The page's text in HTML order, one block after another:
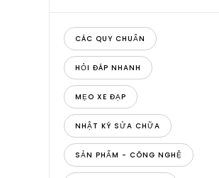
CÁC QUY CHUẨN
HỎI ĐÁP NHANH
MẸO XE ĐẠP
NHẬT KÝ SỬA CHỮA
SẢN PHẨM - CÔNG NGHỆ